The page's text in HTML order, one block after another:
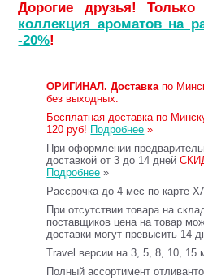
Дорогие друзья! Только
коллекция ароматов на
-20%!
ОРИГИНАЛ. Доставкапо
без выходных.
Бесплатная доставка по
120 руб! Подробнее »
При оформлении
доставкой от 3 до 14 дней
Подробнее »
Рассрочка до 4 мес по карте
При отсутствии товара на
поставщиков цена на товар
доставки могут превысить 14
Travel версии на 3, 5, 8, 10, 15
Полный ассортимент